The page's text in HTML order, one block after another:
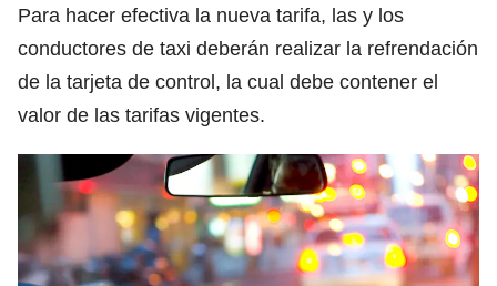
Para hacer efectiva la nueva tarifa, las y los
conductores de taxi deberán realizar la refrendación
de la tarjeta de control, la cual debe contener el
valor de las tarifas vigentes.